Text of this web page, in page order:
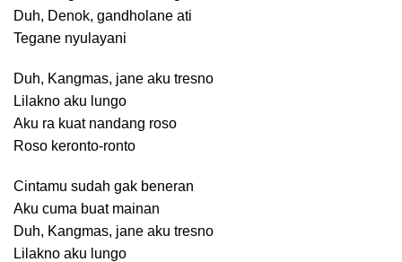
Duh, Denok, gandholane ati
Tegane nyulayani
Duh, Kangmas, jane aku tresno
Lilakno aku lungo
Aku ra kuat nandang roso
Roso keronto-ronto
Cintamu sudah gak beneran
Aku cuma buat mainan
Duh, Kangmas, jane aku tresno
Lilakno aku lungo